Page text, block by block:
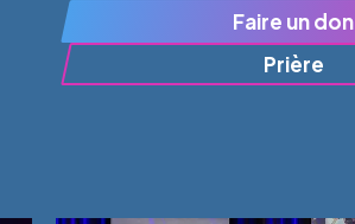
Faire un don
Prière